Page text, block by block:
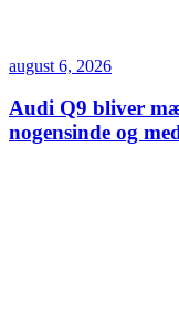
august 6, 2026
Audi Q9 bliver
nogensinde og